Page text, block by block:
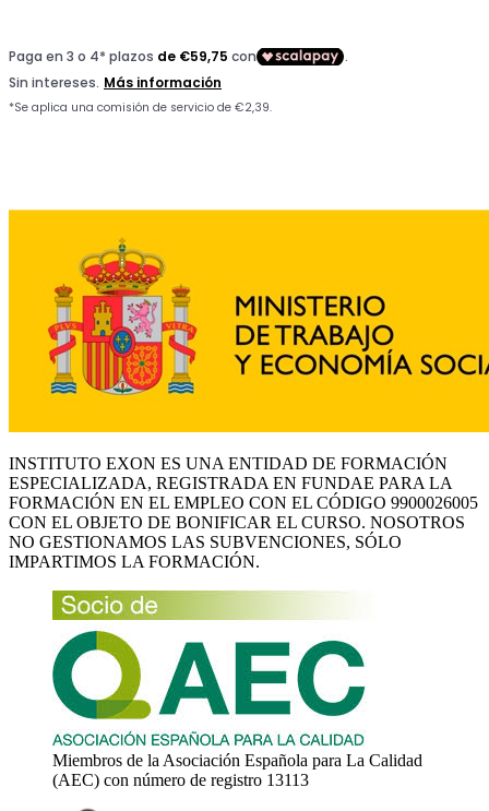
INSTITUTO EXON ES UNA ENTIDAD DE FORMACIÓN
ESPECIALIZADA, REGISTRADA EN FUNDAE PARA LA
FORMACIÓN EN EL EMPLEO CON EL CÓDIGO 9900026005
CON EL OBJETO DE BONIFICAR EL CURSO. NOSOTROS
NO GESTIONAMOS LAS SUBVENCIONES, SÓLO
IMPARTIMOS LA FORMACIÓN.
Miembros de la Asociación Española para La Calidad
(AEC) con número de registro 13113